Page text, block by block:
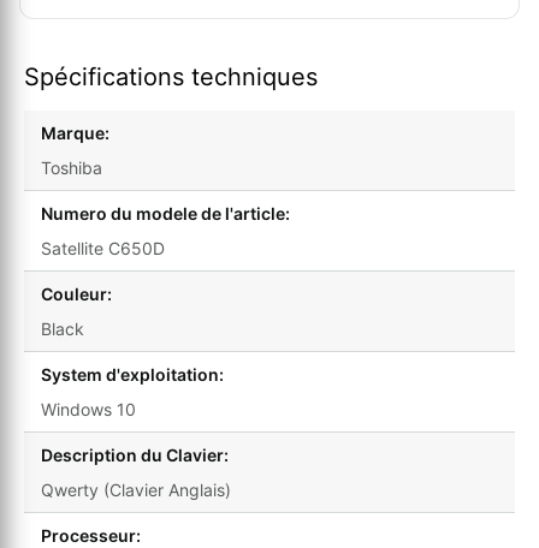
Spécifications techniques
Marque:
Toshiba
Numero du modele de l'article:
Satellite C650D
Couleur:
Black
System d'exploitation:
Windows 10
Description du Clavier:
Qwerty (Clavier Anglais)
Processeur: